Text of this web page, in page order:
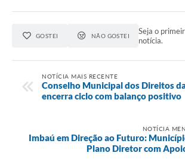
GOSTEI NÃO GOSTEI
Seja o
notícia.
NOTÍCIA MAIS RECENTE
Conselho Municipal dos Direitos
encerra ciclo com balanço positivo
NOTÍCIA
Imbaú em Direção ao Futuro:
Plano Diretor com